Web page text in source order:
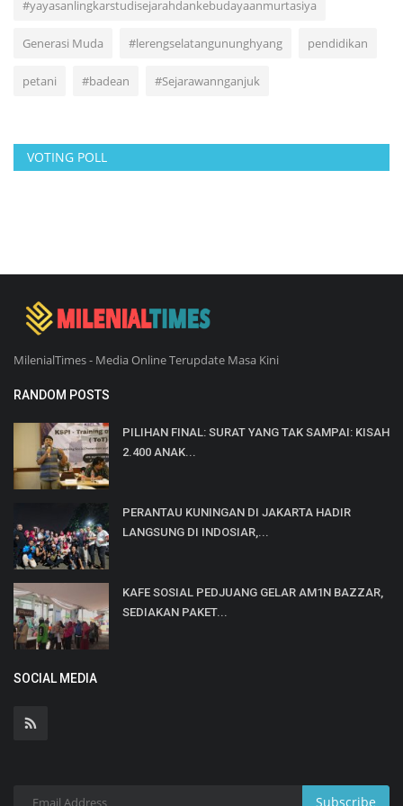
#yayasanlingkarstudisejarahdankebudayaanmurtasiya
Generasi Muda #lerengselatangununghyang pendidikan
petani #badean #Sejarawannganjuk
VOTING POLL
MilenialTimes - Media Online Terupdate Masa Kini
RANDOM POSTS
PILIHAN FINAL: SURAT YANG TAK SAMPAI: KISAH
2.400 ANAK...
PERANTAU KUNINGAN DI JAKARTA HADIR
LANGSUNG DI INDOSIAR,...
KAFE SOSIAL PEDJUANG GELAR AM1N BAZZAR,
SEDIAKAN PAKET...
SOCIAL MEDIA
Subscribe